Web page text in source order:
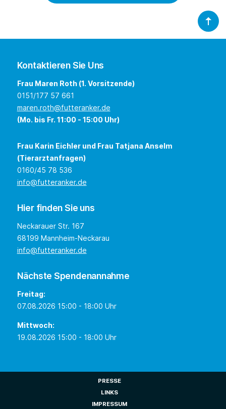
Kontaktieren Sie Uns
Frau Maren Roth (1. Vorsitzende)
0151/177 57 661
maren.roth@futteranker.de
(Mo. bis Fr. 11:00 - 15:00 Uhr)
Frau Karin Eichler und Frau Tatjana Anselm
(Tierarztanfragen)
0160/45 78 536
info@futteranker.de
Hier finden Sie uns
Neckarauer Str. 167
68199 Mannheim-Neckarau
info@futteranker.de
Nächste Spendenannahme
Freitag:
07.08.2026 15:00 - 18:00 Uhr
Mittwoch:
19.08.2026 15:00 - 18:00 Uhr
PRESSE
LINKS
IMPRESSUM